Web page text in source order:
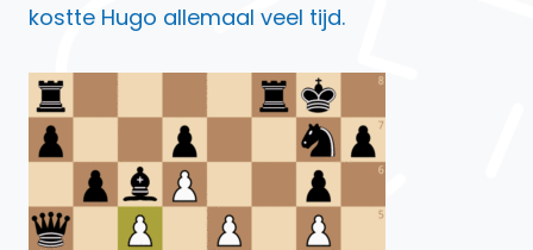
kostte Hugo allemaal veel tijd.